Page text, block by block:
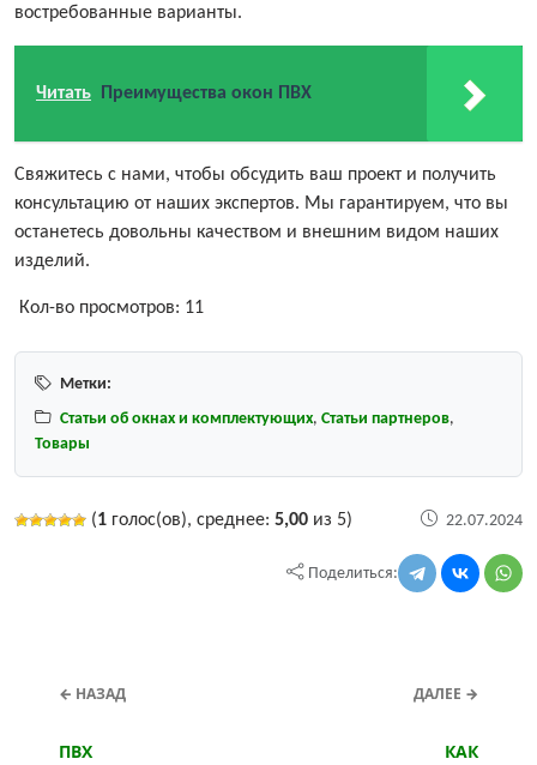
востребованные варианты.
Читать Преимущества окон ПВХ
Свяжитесь с нами, чтобы обсудить ваш проект и получить
консультацию от наших экспертов. Мы гарантируем, что вы
останетесь довольны качеством и внешним видом наших
изделий.
Кол-во просмотров: 11
Метки:
Статьи об окнах и комплектующих, Статьи партнеров,
Товары
(1 голос(ов), среднее: 5,00 из 5) 22.07.2024
Поделиться:
← НАЗАД
ПВХ
ДАЛЕЕ →
КАК